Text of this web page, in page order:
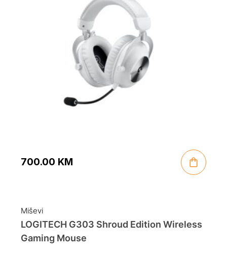
700.00 KM
Miševi
LOGITECH G303 Shroud Edition Wireless
Gaming Mouse